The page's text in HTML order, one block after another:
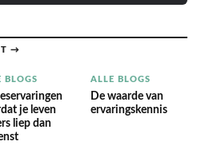
→
BLOGS
je leven
liep dan
ALLE BLOGS
De waarde van
ervaringskennis